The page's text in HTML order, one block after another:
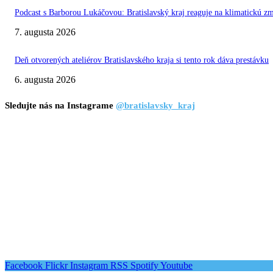
Podcast s Barborou Lukáčovou: Bratislavský kraj reaguje na klimatickú
7. augusta 2026
Deň otvorených ateliérov Bratislavského kraja si tento rok dáva prestávku
6. augusta 2026
Sledujte nás na Instagrame @bratislavsky_kraj
Facebook Flickr Instagram RSS SpotifyYoutube